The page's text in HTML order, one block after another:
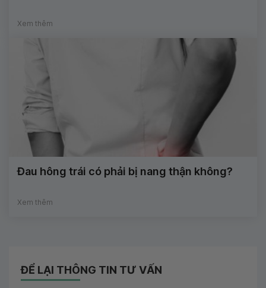
Xem thêm
Đau hông trái có phải bị nang thận không?
Xem thêm
ĐỂ LẠI THÔNG TIN TƯ VẤN